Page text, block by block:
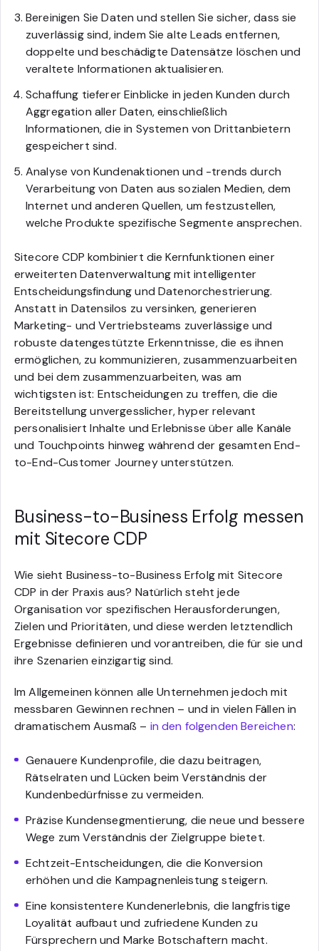
Bereinigen Sie Daten und stellen Sie sicher, dass sie
zuverlässig sind, indem Sie alte Leads entfernen,
doppelte und beschädigte Datensätze löschen und
veraltete Informationen aktualisieren.
Schaffung tieferer Einblicke in jeden Kunden durch
Aggregation aller Daten, einschließlich
Informationen, die in Systemen von Drittanbietern
gespeichert sind.
Analyse von Kundenaktionen und -trends durch
Verarbeitung von Daten aus sozialen Medien, dem
Internet und anderen Quellen, um festzustellen,
welche Produkte spezifische Segmente ansprechen.
Sitecore CDP kombiniert die Kernfunktionen einer
erweiterten Datenverwaltung mit intelligenter
Entscheidungsfindung und Datenorchestrierung.
Anstatt in Datensilos zu versinken, generieren
Marketing- und Vertriebsteams zuverlässige und
robuste datengestützte Erkenntnisse, die es ihnen
ermöglichen, zu kommunizieren, zusammenzuarbeiten
und bei dem zusammenzuarbeiten, was am
wichtigsten ist: Entscheidungen zu treffen, die die
Bereitstellung unvergesslicher, hyper relevant
personalisiert Inhalte und Erlebnisse über alle Kanäle
und Touchpoints hinweg während der gesamten End-
to-End-Customer Journey unterstützen.
Business-to-Business Erfolg messen
mit Sitecore CDP
Wie sieht Business-to-Business Erfolg mit Sitecore
CDP in der Praxis aus? Natürlich steht jede
Organisation vor spezifischen Herausforderungen,
Zielen und Prioritäten, und diese werden letztendlich
Ergebnisse definieren und vorantreiben, die für sie und
ihre Szenarien einzigartig sind.
Im Allgemeinen können alle Unternehmen jedoch mit
messbaren Gewinnen rechnen – und in vielen Fällen in
dramatischem Ausmaß – in den folgenden Bereichen:
Genauere Kundenprofile, die dazu beitragen,
Rätselraten und Lücken beim Verständnis der
Kundenbedürfnisse zu vermeiden.
Präzise Kundensegmentierung, die neue und bessere
Wege zum Verständnis der Zielgruppe bietet.
Echtzeit-Entscheidungen, die die Konversion
erhöhen und die Kampagnenleistung steigern.
Eine konsistentere Kundenerlebnis, die langfristige
Loyalität aufbaut und zufriedene Kunden zu
Fürsprechern und Marke Botschaftern macht.